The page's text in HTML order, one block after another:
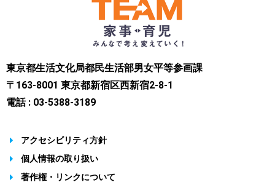
東京都生活文化局都民生活部男女平等参画課
〒163-8001 東京都新宿区西新宿2-8-1
電話 : 03-5388-3189
アクセシビリティ方針
個人情報の取り扱い
著作権・リンクについて